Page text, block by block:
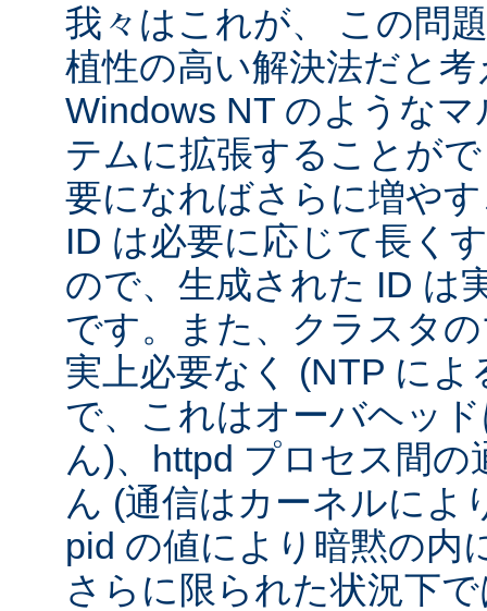
我々はこれが、 この問
植性の高い解決法だと
Windows NT のような
テムに拡張することが
要になればさらに増や
ID は必要に応じて長く
ので、生成された ID は
です。また、クラスタ
実上必要なく (NTP に
で、これはオーバヘッ
ん)、httpd プロセス間
ん (通信はカーネルによ
pid の値により暗黙の内
さらに限られた状況下